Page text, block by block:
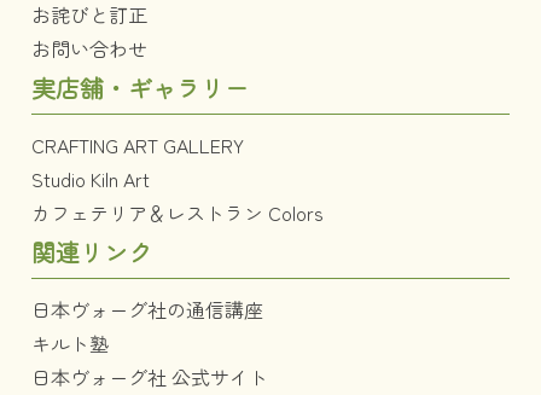
お詫びと訂正
お問い合わせ
実店舗・ギャラリー
CRAFTING ART GALLERY
Studio Kiln Art
カフェテリア＆レストラン Colors
関連リンク
日本ヴォーグ社の通信講座
キルト塾
日本ヴォーグ社 公式サイト